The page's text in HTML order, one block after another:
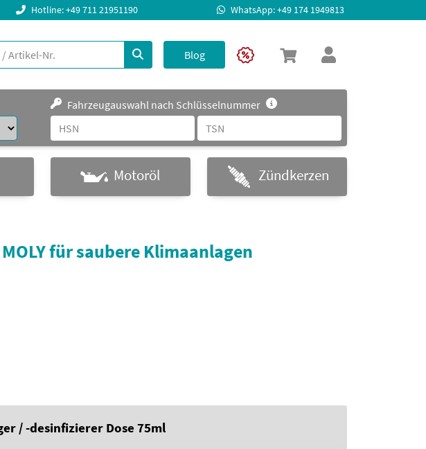
Hotline: +49 711 21951190 WhatsApp: +49 174 1949813
Blog
Fahrzeugauswahl nach Schlüsselnummer
Motoröl Zündkerzen
für saubere Klimaanlagen
/ -desinfizierer Dose 75ml